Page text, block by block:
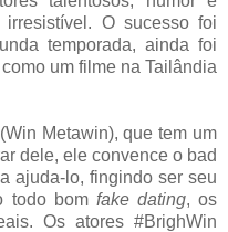
O sucesso foi
temporada, ainda foi
um filme na Tailândia
Metawin), que tem um
dele, ele convence o bad
ajuda-lo, fingindo ser seu
todo bom fake dating, os
Os atores #BrighWin